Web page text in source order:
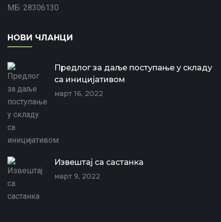
МБ: 28306130
НОВИ ЧЛАНЦИ
Предлог за даље поступање у складу
са иницијативом
март 16, 2022
Извештај са састанка
март 9, 2022